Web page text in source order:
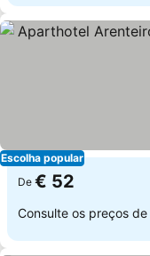
Escolha popular
De € 52
Consulte os preços de